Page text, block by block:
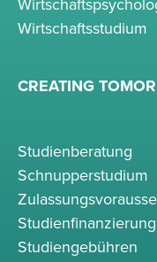
Wirtschaftsstudium
CREATING
Studienberatung
Schnupperstudium
Studienfinanzierung
Studiengebühren